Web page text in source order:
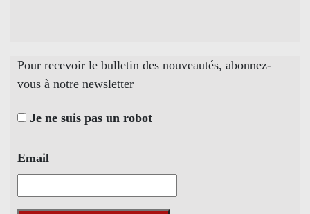
Pour recevoir le bulletin des nouveautés, abonnez-
vous à notre newsletter
Je ne suis pas un robot
Email